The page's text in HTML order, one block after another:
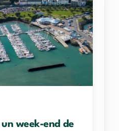
week-end de